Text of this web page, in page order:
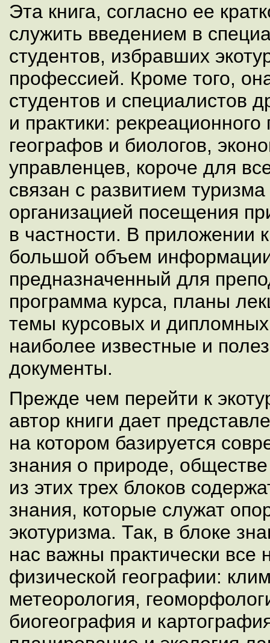
Эта книга, согласно ее
служить введением в
студентов, избравших
профессией. Кроме того,
студентов и специалистов
и практики:
географов и биологов,
управленцев, короче для
связан с развитием
организацией посещения
в частности. В приложении
большой объем
предназначенный для
программа курса, планы
темы курсовых и дипломных
наиболее известные и
документы.
Прежде чем перейти к
автор книги дает
на котором базируется
знания о природе,
из этих трех блоков
знания, которые служат
экотуризма. Так, в блоке
нас важны практически все
физической географии:
метеорология,
биогеография и